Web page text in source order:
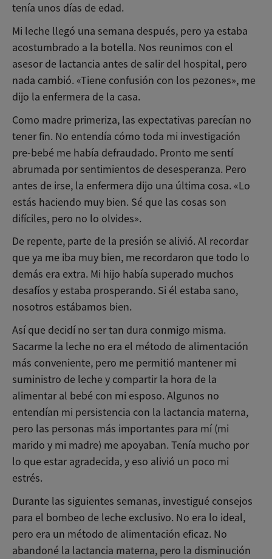
tenía unos días de edad.
Mi leche llegó una semana después, pero ya estaba
acostumbrado a la botella. Nos reunimos con el
asesor de lactancia antes de salir del hospital, pero
nada cambió. «Tiene confusión con los pezones», me
dijo la enfermera de la casa.
Como madre primeriza, las expectativas parecían no
tener fin. No entendía cómo toda mi investigación
pre-bebé me había defraudado. Pronto me sentí
abrumada por sentimientos de desesperanza. Pero
antes de irse, la enfermera dijo una última cosa. «Lo
estás haciendo muy bien. Sé que las cosas son
difíciles, pero no lo olvides».
De repente, parte de la presión se alivió. Al recordar
que ya me iba muy bien, me recordaron que todo lo
demás era extra. Mi hijo había superado muchos
desafíos y estaba prosperando. Si él estaba sano,
nosotros estábamos bien.
Así que decidí no ser tan dura conmigo misma.
Sacarme la leche no era el método de alimentación
más conveniente, pero me permitió mantener mi
suministro de leche y compartir la hora de la
alimentar al bebé con mi esposo. Algunos no
entendían mi persistencia con la lactancia materna,
pero las personas más importantes para mí (mi
marido y mi madre) me apoyaban. Tenía mucho por
lo que estar agradecida, y eso alivió un poco mi
estrés.
Durante las siguientes semanas, investigué consejos
para el bombeo de leche exclusivo. No era lo ideal,
pero era un método de alimentación eficaz. No
abandoné la lactancia materna, pero la disminución